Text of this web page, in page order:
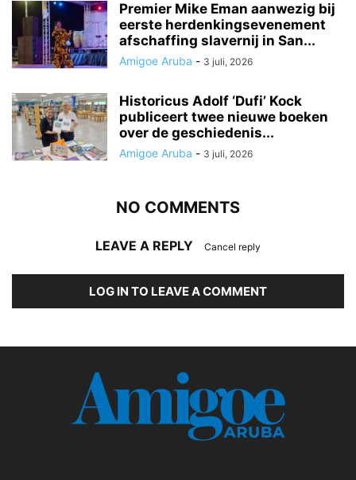
Premier Mike Eman aanwezig bij
eerste herdenkingsevenement
afschaffing slavernij in San...
Amigoe Aruba - 3 juli, 2026
Historicus Adolf ‘Dufi’ Kock
publiceert twee nieuwe boeken
over de geschiedenis...
Amigoe Aruba - 3 juli, 2026
NO COMMENTS
LEAVE A REPLY Cancel reply
LOG IN TO LEAVE A COMMENT